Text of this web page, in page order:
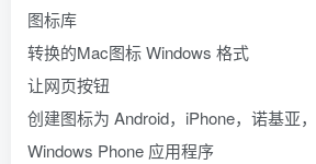
图标库
转换的Mac图标 Windows 格式
让网页按钮
创建图标为 Android，iPhone，诺基亚
Windows Phone 应用程序